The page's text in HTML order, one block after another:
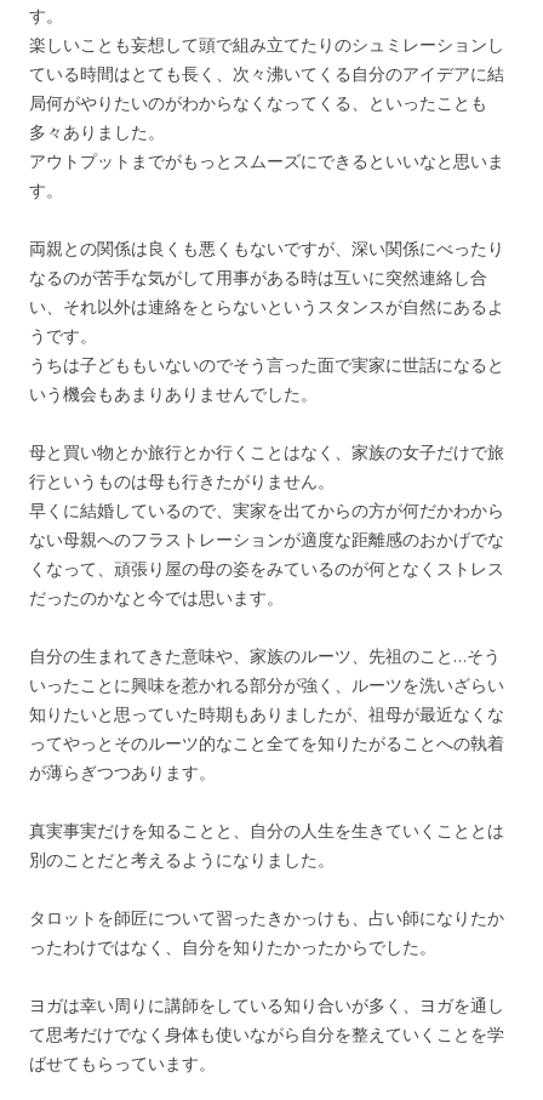
す。
楽しいことも妄想して頭で組み立てたりのシュミレーションし
ている時間はとても長く、次々沸いてくる自分のアイデアに結
局何がやりたいのがわからなくなってくる、といったことも
多々ありました。
アウトプットまでがもっとスムーズにできるといいなと思いま
す。
両親との関係は良くも悪くもないですが、深い関係にべったり
なるのが苦手な気がして用事がある時は互いに突然連絡し合
い、それ以外は連絡をとらないというスタンスが自然にあるよ
うです。
うちは子どももいないのでそう言った面で実家に世話になると
いう機会もあまりありませんでした。
母と買い物とか旅行とか行くことはなく、家族の女子だけで旅
行というものは母も行きたがりません。
早くに結婚しているので、実家を出てからの方が何だかわから
ない母親へのフラストレーションが適度な距離感のおかげでな
くなって、頑張り屋の母の姿をみているのが何となくストレス
だったのかなと今では思います。
自分の生まれてきた意味や、家族のルーツ、先祖のこと…そう
いったことに興味を惹かれる部分が強く、ルーツを洗いざらい
知りたいと思っていた時期もありましたが、祖母が最近なくな
ってやっとそのルーツ的なこと全てを知りたがることへの執着
が薄らぎつつあります。
真実事実だけを知ることと、自分の人生を生きていくこととは
別のことだと考えるようになりました。
タロットを師匠について習ったきかっけも、占い師になりたか
ったわけではなく、自分を知りたかったからでした。
ヨガは幸い周りに講師をしている知り合いが多く、ヨガを通し
て思考だけでなく身体も使いながら自分を整えていくことを学
ばせてもらっています。